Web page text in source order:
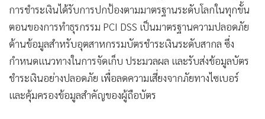
การชำระเงินได้รับการปกป้องตามมาตรฐานระดับโลกในทุกขั้น
ตอนของการทำธุรกรรม PCI DSS เป็นมาตรฐานความปลอดภัย
ด้านข้อมูลสำหรับอุตสาหกรรมบัตรชำระเงินระดับสากล ซึ่ง
กำหนดแนวทางในการจัดเก็บ ประมวลผล และรับส่งข้อมูลบัตร
ชำระเงินอย่างปลอดภัย เพื่อลดความเสี่ยงจากภัยทางไซเบอร์
และคุ้มครองข้อมูลสำคัญของผู้ถือบัตร